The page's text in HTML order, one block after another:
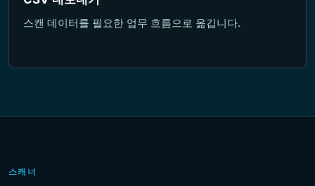
스캔 데이터를 필요한 업무 흐름으로 옮깁니다.
스캐너